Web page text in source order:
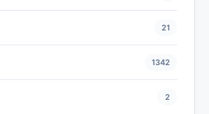
21
1342
2